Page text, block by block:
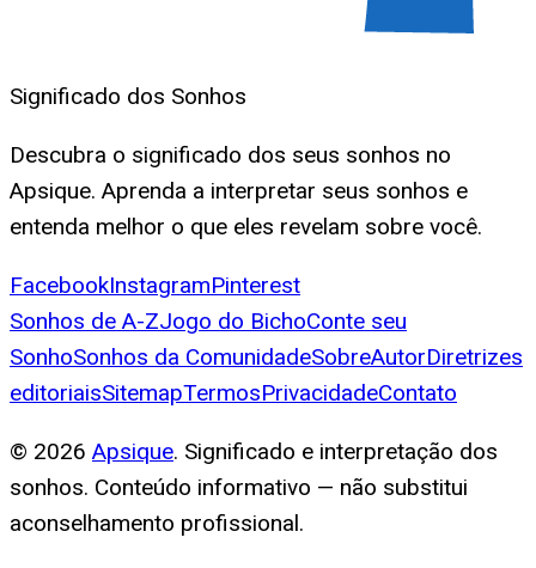
Significado dos Sonhos
Descubra o significado dos seus sonhos no
Apsique. Aprenda a interpretar seus sonhos e
entenda melhor o que eles revelam sobre você.
FacebookInstagramPinterest
Sonhos de A-ZJogo do BichoConte seu
SonhoSonhos da ComunidadeSobreAutorDiretrizes
editoriaisSitemapTermosPrivacidadeContato
© 2026 Apsique. Significado e interpretação dos
sonhos. Conteúdo informativo — não substitui
aconselhamento profissional.